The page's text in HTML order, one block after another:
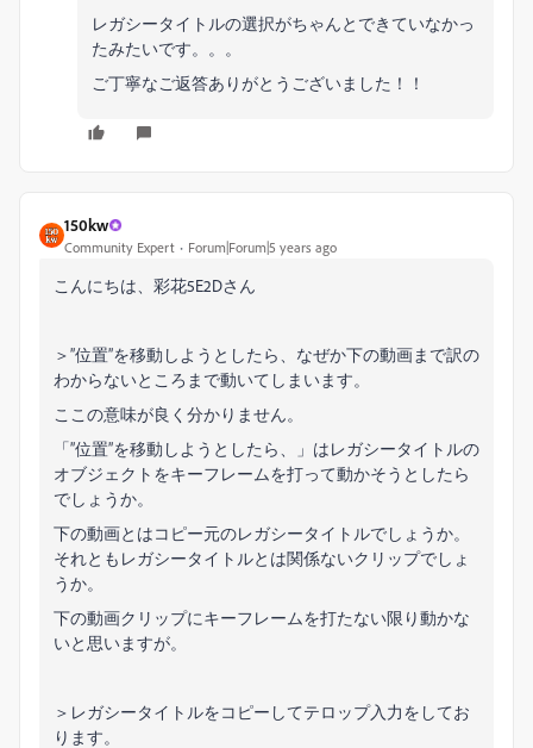
レガシータイトルの選択がちゃんとできていなかっ
たみたいです。。。
ご丁寧なご返答ありがとうございました！！
150kw
Community Expert Forum|Forum|5 years ago
こんにちは、彩花5E2Dさん
＞”位置”を移動しようとしたら、なぜか下の動画まで訳の
わからないところまで動いてしまいます。
ここの意味が良く分かりません。
「”位置”を移動しようとしたら、」はレガシータイトルの
オブジェクトをキーフレームを打って動かそうとしたら
でしょうか。
下の動画とはコピー元のレガシータイトルでしょうか。
それともレガシータイトルとは関係ないクリップでしょ
うか。
下の動画クリップにキーフレームを打たない限り動かな
いと思いますが。
＞レガシータイトルをコピーしてテロップ入力をしてお
ります。